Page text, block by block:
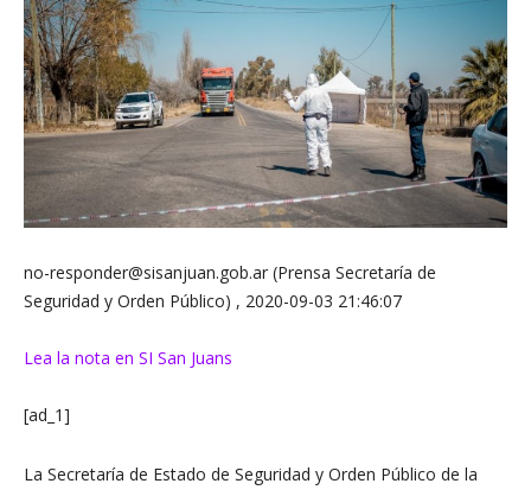
no-responder@sisanjuan.gob.ar (Prensa Secretaría de
Seguridad y Orden Público) , 2020-09-03 21:46:07
Lea la nota en SI San Juans
[ad_1]
La Secretaría de Estado de Seguridad y Orden Público de la